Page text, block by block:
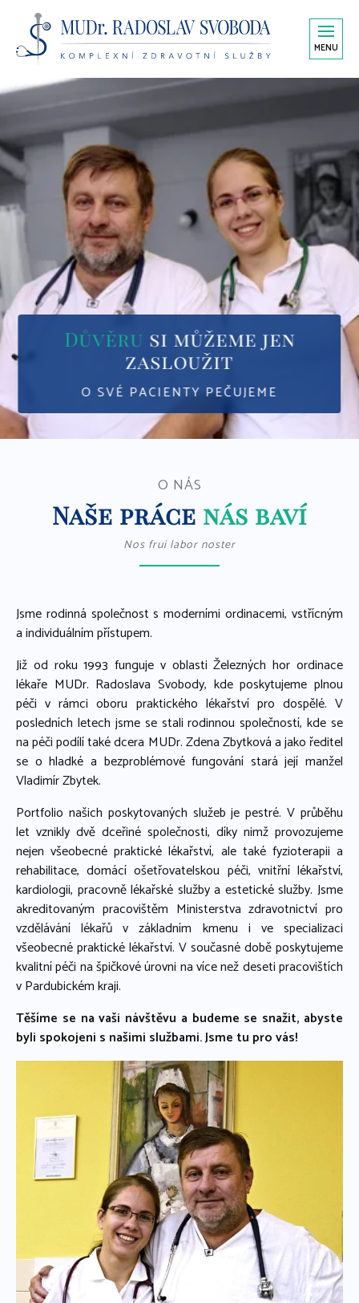
MENU
Důvěru si můžeme jen
zasloužit
O SVÉ PACIENTY PEČUJEME
O NÁS
Naše práce nás baví
Nos frui labor noster
Jsme rodinná společnost s moderními ordinacemi, vstřícným
a individuálním přístupem.
Již od roku 1993 funguje v oblasti Železných hor ordinace
lékaře MUDr. Radoslava Svobody, kde poskytujeme plnou
péči v rámci oboru praktického lékařství pro dospělé. V
posledních letech jsme se stali rodinnou společností, kde se
na péči podílí také dcera MUDr. Zdena Zbytková a jako ředitel
se o hladké a bezproblémové fungování stará její manžel
Vladimír Zbytek.
Portfolio našich poskytovaných služeb je pestré. V průběhu
let vznikly dvě dceřiné společnosti, díky nimž provozujeme
nejen všeobecné praktické lékařství, ale také fyzioterapii a
rehabilitace, domácí ošetřovatelskou péči, vnitřní lékařství,
kardiologii, pracovně lékařské služby a estetické služby. Jsme
akreditovaným pracovištěm Ministerstva zdravotnictví pro
vzdělávání lékařů v základním kmenu i ve specializaci
všeobecné praktické lékařství. V současné době poskytujeme
kvalitní péči na špičkové úrovni na více než deseti pracovištích
v Pardubickém kraji.
Těšíme se na vaši návštěvu a budeme se snažit, abyste
byli spokojeni s našimi službami. Jsme tu pro vás!